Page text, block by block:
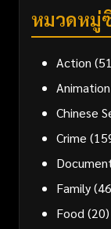
หมวดหมู่
Action
Animation
Chinese
Crime
Family
Food(20)